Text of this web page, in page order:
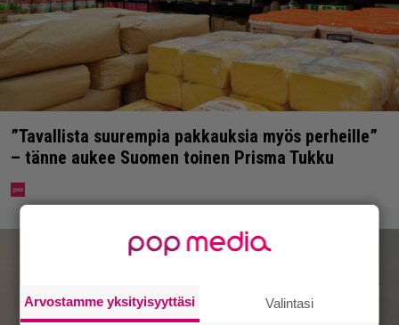
”Tavallista suurempia pakkauksia myös perheille”
– tänne aukee Suomen toinen Prisma Tukku
Arvostamme yksityisyyttäsi Valintasi